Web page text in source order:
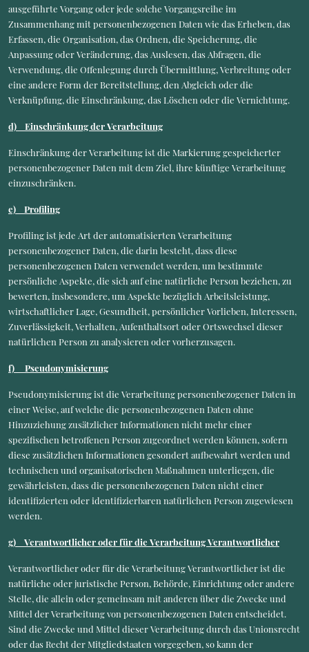
ausgeführte Vorgang oder jede solche Vorgangsreihe im
Zusammenhang mit personenbezogenen Daten wie das Erheben, das
Erfassen, die Organisation, das Ordnen, die Speicherung, die
Anpassung oder Veränderung, das Auslesen, das Abfragen, die
Verwendung, die Offenlegung durch Übermittlung, Verbreitung oder
eine andere Form der Bereitstellung, den Abgleich oder die
Verknüpfung, die Einschränkung, das Löschen oder die Vernichtung.
d) Einschränkung der Verarbeitung
Einschränkung der Verarbeitung ist die Markierung gespeicherter
personenbezogener Daten mit dem Ziel, ihre künftige Verarbeitung
einzuschränken.
e) Profiling
Profiling ist jede Art der automatisierten Verarbeitung
personenbezogener Daten, die darin besteht, dass diese
personenbezogenen Daten verwendet werden, um bestimmte
persönliche Aspekte, die sich auf eine natürliche Person beziehen, zu
bewerten, insbesondere, um Aspekte bezüglich Arbeitsleistung,
wirtschaftlicher Lage, Gesundheit, persönlicher Vorlieben, Interessen,
Zuverlässigkeit, Verhalten, Aufenthaltsort oder Ortswechsel dieser
natürlichen Person zu analysieren oder vorherzusagen.
f) Pseudonymisierung
Pseudonymisierung ist die Verarbeitung personenbezogener Daten in
einer Weise, auf welche die personenbezogenen Daten ohne
Hinzuziehung zusätzlicher Informationen nicht mehr einer
spezifischen betroffenen Person zugeordnet werden können, sofern
diese zusätzlichen Informationen gesondert aufbewahrt werden und
technischen und organisatorischen Maßnahmen unterliegen, die
gewährleisten, dass die personenbezogenen Daten nicht einer
identifizierten oder identifizierbaren natürlichen Person zugewiesen
werden.
g) Verantwortlicher oder für die Verarbeitung Verantwortlicher
Verantwortlicher oder für die Verarbeitung Verantwortlicher ist die
natürliche oder juristische Person, Behörde, Einrichtung oder andere
Stelle, die allein oder gemeinsam mit anderen über die Zwecke und
Mittel der Verarbeitung von personenbezogenen Daten entscheidet.
Sind die Zwecke und Mittel dieser Verarbeitung durch das Unionsrecht
oder das Recht der Mitgliedstaaten vorgegeben, so kann der